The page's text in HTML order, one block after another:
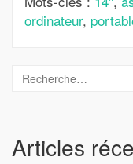
ordinateur,
Articles